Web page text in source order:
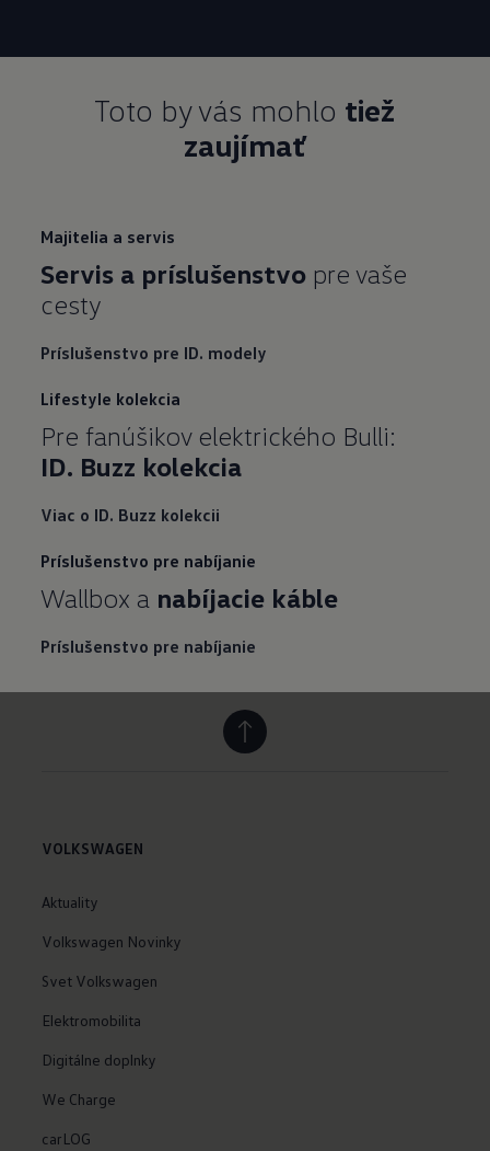
Toto by vás mohlo tiež
zaujímať
Majitelia a servis
Servis a príslušenstvo pre vaše
cesty
Príslušenstvo pre ID. modely
Lifestyle kolekcia
Pre fanúšikov elektrického Bulli:
ID. Buzz kolekcia
Viac o ID. Buzz kolekcii
Príslušenstvo pre nabíjanie
Wallbox a nabíjacie káble
Príslušenstvo pre nabíjanie
VOLKSWAGEN
Aktuality
Volkswagen Novinky
Svet Volkswagen
Elektromobilita
Digitálne doplnky
We Charge
carLOG